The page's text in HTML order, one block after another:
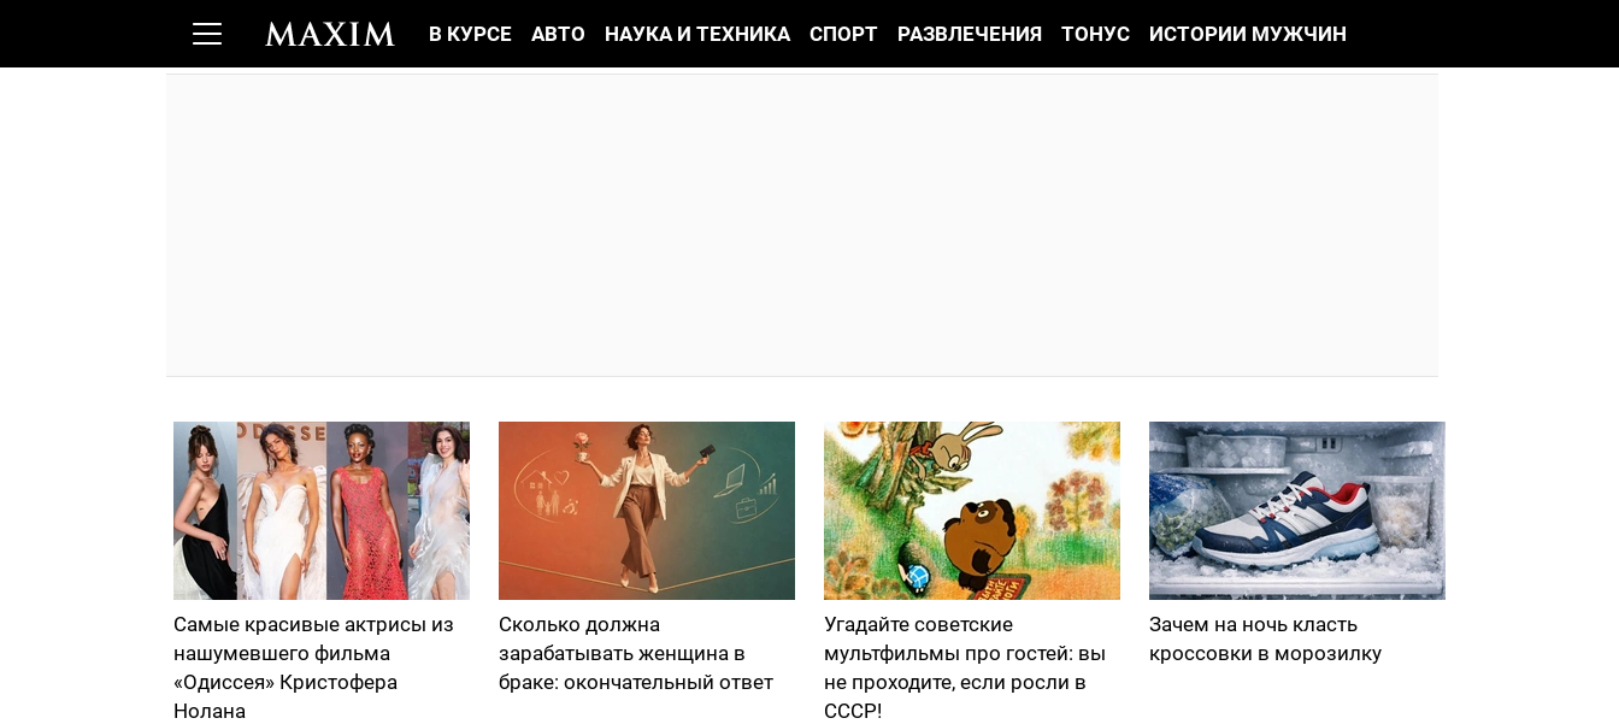
В КУРСЕ АВТО НАУКА И ТЕХНИКА СПОРТ РАЗВЛЕЧЕНИЯ ТОНУС ИСТОРИИ МУЖЧИН
Самые красивые актрисы из
нашумевшего фильма
«Одиссея» Кристофера
Нолана
Сколько должна
зарабатывать женщина в
браке: окончательный ответ
Угадайте советские
мультфильмы про гостей: вы
не проходите, если росли в
СССР!
Зачем на ночь класть
кроссовки в морозилку